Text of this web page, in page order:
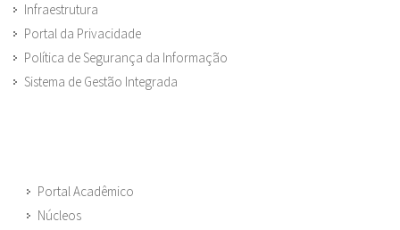
Infraestrutura
Portal da Privacidade
Política de Segurança da Informação
Sistema de Gestão Integrada
Portal Acadêmico
Núcleos